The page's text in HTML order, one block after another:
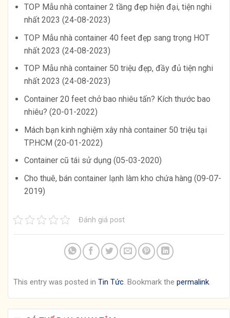
TOP Mẫu nhà container 2 tầng đẹp hiện đại, tiện nghi
nhất 2023 (24-08-2023)
TOP Mẫu nhà container 40 feet đẹp sang trọng HOT
nhất 2023 (24-08-2023)
TOP Mẫu nhà container 50 triệu đẹp, đầy đủ tiện nghi
nhất 2023 (24-08-2023)
Container 20 feet chở bao nhiêu tấn? Kích thước bao
nhiêu? (20-01-2022)
Mách bạn kinh nghiệm xây nhà container 50 triệu tại
TP.HCM (20-01-2022)
Container cũ tái sử dụng (05-03-2020)
Cho thuê, bán container lạnh làm kho chứa hàng (09-07-
2019)
Đánh giá post
This entry was posted in Tin Tức. Bookmark the permalink.